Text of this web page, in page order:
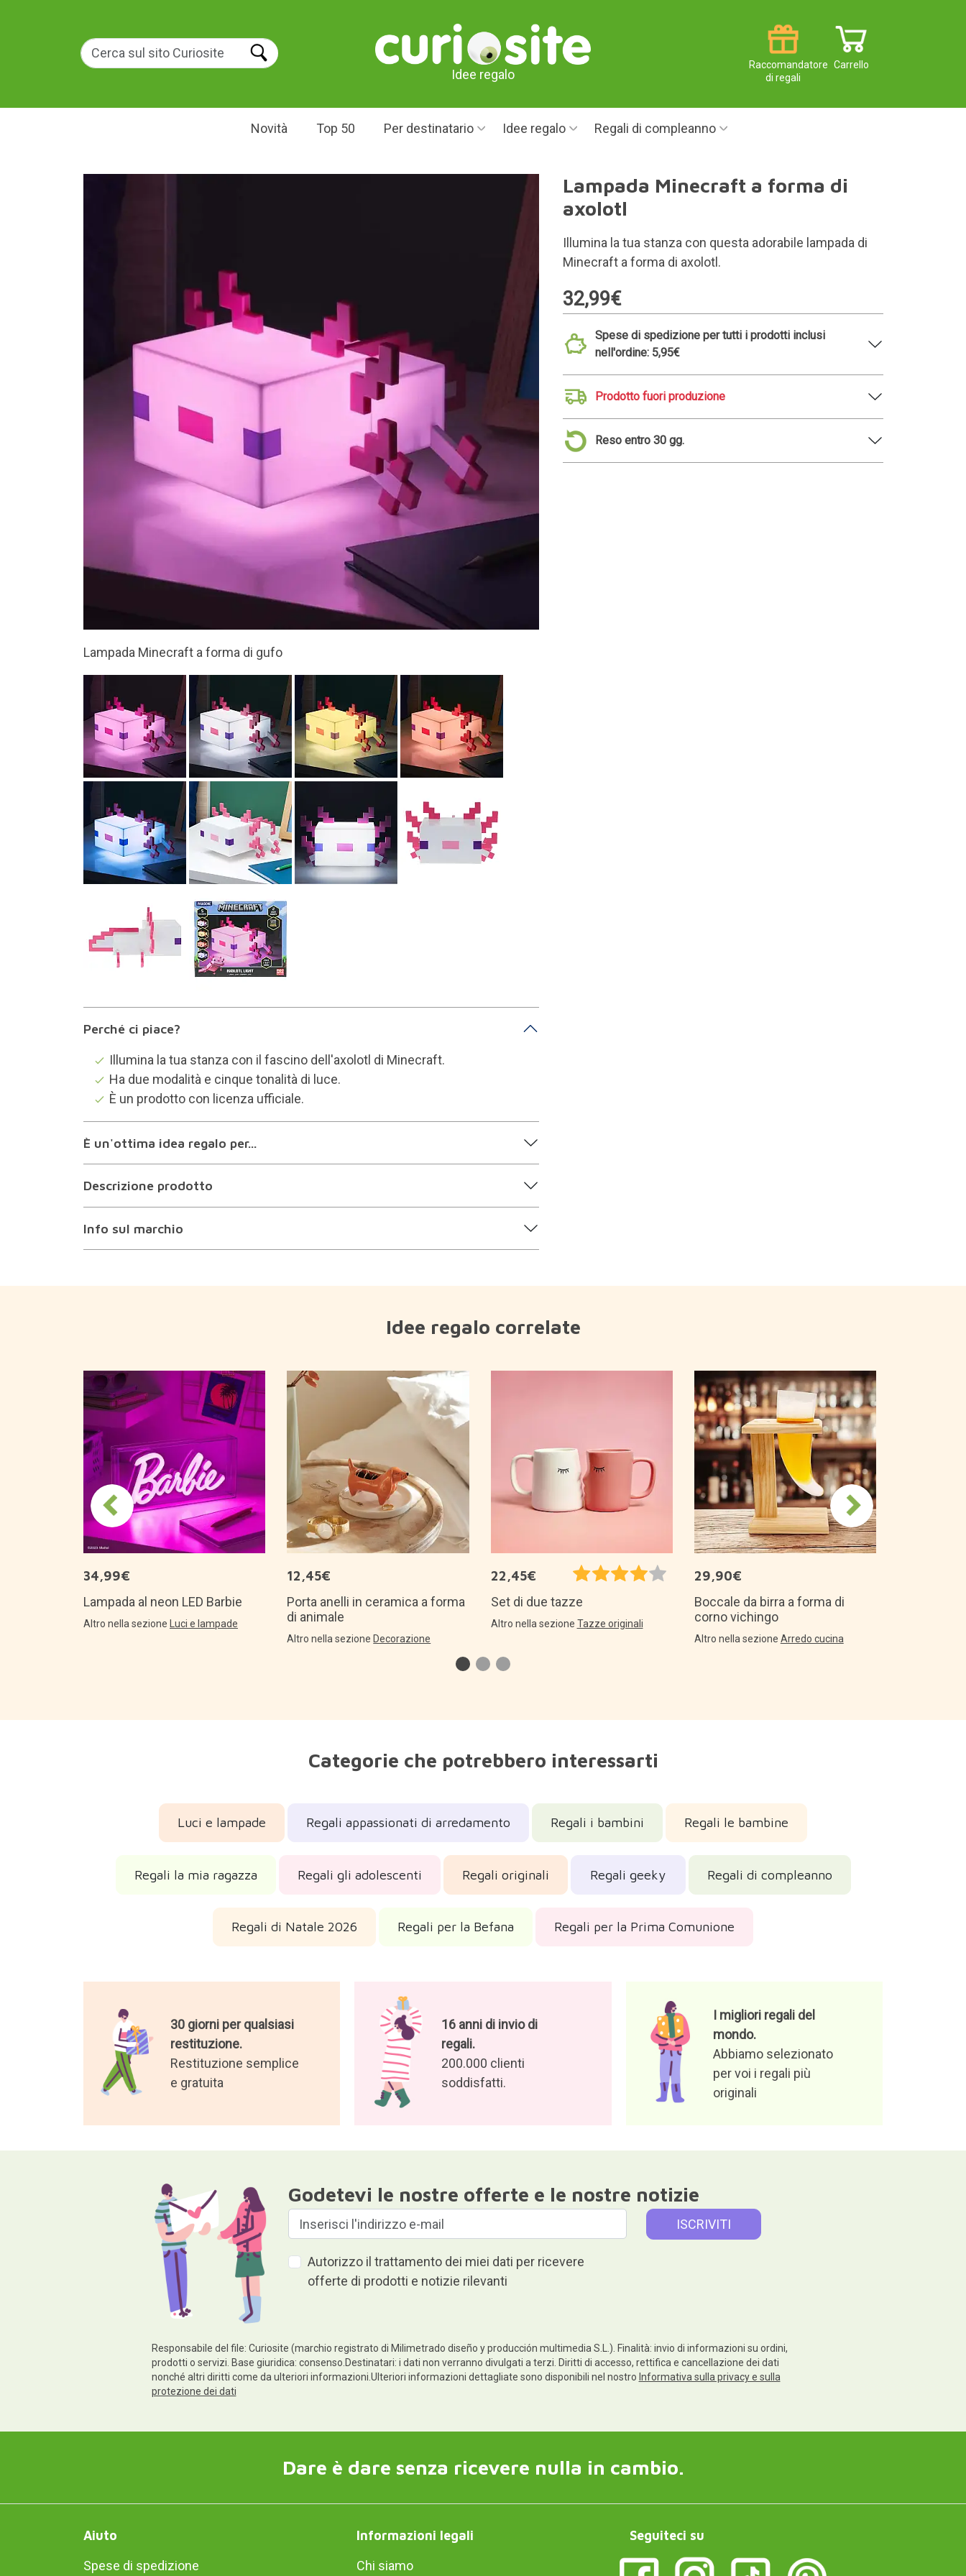
Idee regalo
Carrello
Raccomandatore
di regali
Novità Top 50 Per destinatario Idee regalo Regali di compleanno
Ha 5 colori di luce
Lampada Minecraft a forma di
axolotl
Illumina la tua stanza con questa adorabile lampada di
Minecraft a forma di axolotl.
32,99€
Spese di spedizione per tutti i prodotti inclusi
nell'ordine: 5,95€
Prodotto fuori produzione
Reso entro 30 gg.
Perché ci piace?
Illumina la tua stanza con il fascino dell'axolotl di Minecraft.
Ha due modalità e cinque tonalità di luce.
È un prodotto con licenza ufficiale.
È un'ottima idea regalo per...
Descrizione prodotto
Info sul marchio
Idee regalo correlate
34,99€
Lampada al neon LED Barbie
Altro nella sezione Luci e lampade
12,45€
Porta anelli in ceramica a forma
di animale
Altro nella sezione Decorazione
22,45€
Set di due tazze
Altro nella sezione Tazze originali
29,90€
Boccale da birra a forma di
corno vichingo
Altro nella sezione Arredo cucina
Categorie che potrebbero interessarti
Luci e lampade Regali appassionati di arredamento Regali i bambini Regali le bambine
Regali la mia ragazza Regali gli adolescenti Regali originali Regali geeky Regali di compleanno
Regali di Natale 2026 Regali per la Befana Regali per la Prima Comunione
30 giorni per qualsiasi
restituzione.
Restituzione semplice
e gratuita
16 anni di invio di
regali.
200.000 clienti
soddisfatti.
I migliori regali del
mondo.
Abbiamo selezionato
per voi i regali più
originali
Godetevi le nostre offerte e le nostre notizie
Autorizzo il trattamento dei miei dati per ricevere
offerte di prodotti e notizie rilevanti
Responsabile del file: Curiosite (marchio registrato di Milimetrado diseño y producción multimedia S.L.). Finalità: invio di informazioni su ordini,
prodotti o servizi. Base giuridica: consenso.Destinatari: i dati non verranno divulgati a terzi. Diritti di accesso, rettifica e cancellazione dei dati
nonché altri diritti come da ulteriori informazioni.Ulteriori informazioni dettagliate sono disponibili nel nostro Informativa sulla privacy e sulla
protezione dei dati
Dare è dare senza ricevere nulla in cambio.
Aiuto
Spese di spedizione
Informazioni legali
Chi siamo
Seguiteci su